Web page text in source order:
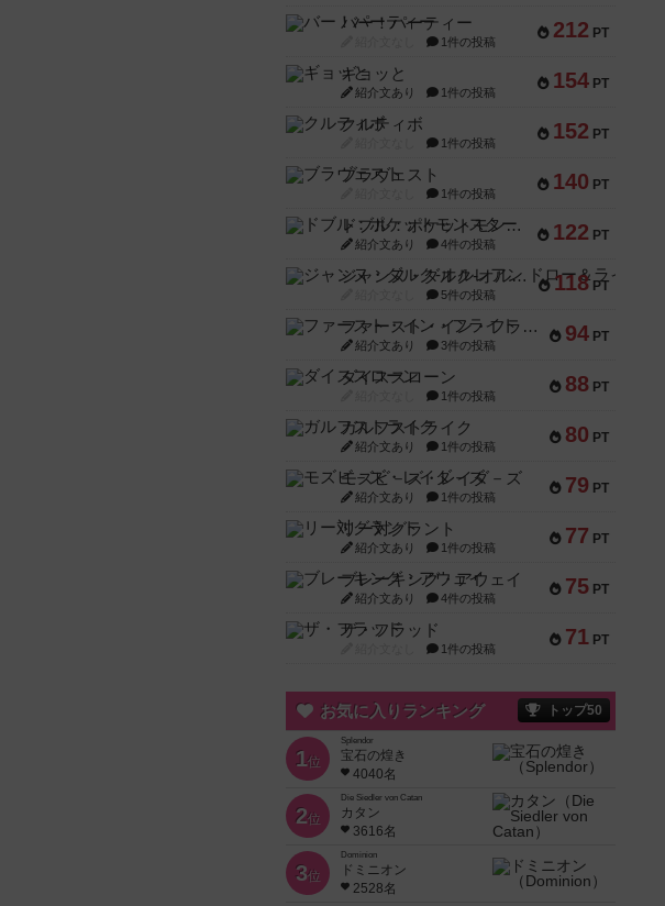
212 PT
バー！パーティー
1件の投稿
154 PT
ギョッと
紹介文あり 1件の投稿
152 PT
クルティボ
1件の投稿
140 PT
ブラヴェスト
1件の投稿
122 PT
ドブル：ポケットモンスター
紹介文あり 4件の投稿
118 PT
ジャンヌ・ダルク-オルレアン ドロー＆ライト
5件の投稿
94 PT
ファースト・イン・フライト
紹介文あり 3件の投稿
88 PT
ダイススローン
1件の投稿
80 PT
ガルフストライク
紹介文あり 1件の投稿
79 PT
モズビ－ズ・レイダ－ズ
紹介文あり 1件の投稿
77 PT
リー対グラント
紹介文あり 1件の投稿
75 PT
ブレーキング・アウェイ
紹介文あり 4件の投稿
71 PT
ザ・フラッド
1件の投稿
お気に入りランキング トップ50
1位
Splendor
宝石の煌き
4040名
2位
Die Siedler von Catan
カタン
3616名
3位
Dominion
ドミニオン
2528名